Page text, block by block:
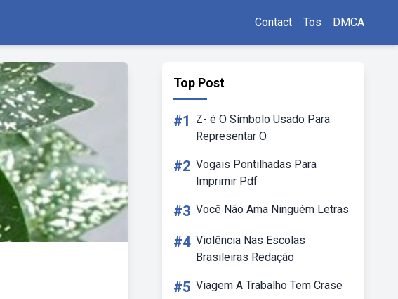
Contact Tos DMCA
Top Post
#1
Z- é O Símbolo Usado Para
Representar O
#2 Vogais Pontilhadas Para
Imprimir Pdf
#3 Você Não Ama Ninguém Letras
#4 Violência Nas Escolas
Brasileiras Redação
#5 Viagem A Trabalho Tem Crase